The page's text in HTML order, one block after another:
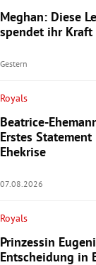
Meghan: Diese
spendet ihr Kraft
Gestern
Royals
Beatrice-
Erstes
Ehekrise
07.08.2026
Royals
Prinzessin
Entscheidung in